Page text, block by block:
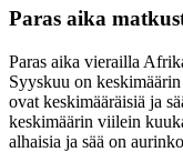
Paras aika
Paras aika vierailla
Syyskuu on
ovat keskimääräisiä ja
keskimäärin viilein
alhaisia ja sää on